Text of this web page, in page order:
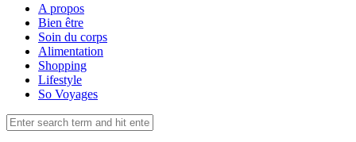
A propos
Bien être
Soin du corps
Alimentation
Shopping
Lifestyle
So Voyages